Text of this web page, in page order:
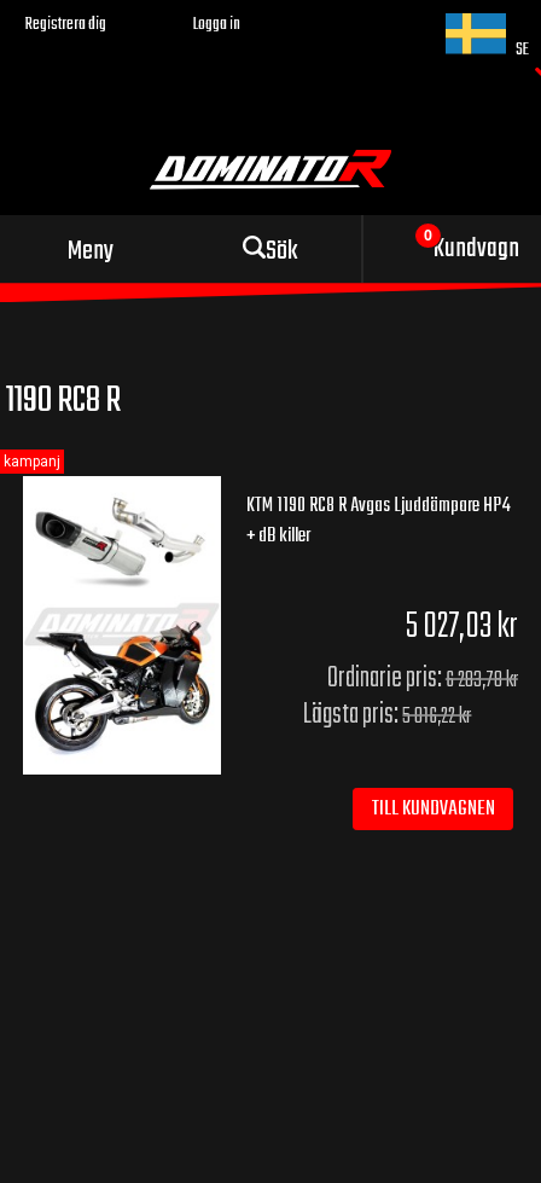
Registrera dig
Logga in
SE
Meny Sök Kundvagn
Sportigt avgassystem
för din motorcykel
1190 RC8 R
KTM 1190 RC8 R Avgas Ljuddämpare HP4
+ dB killer
5 027,03 kr
Ordinarie pris:6 283,78 kr
Lägsta pris:5 016,22 kr
TILL KUNDVAGNEN
kampanj